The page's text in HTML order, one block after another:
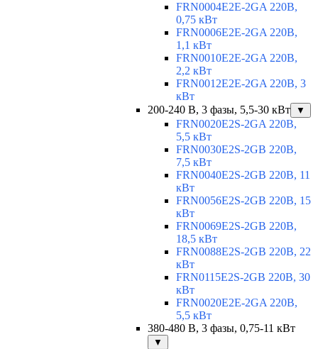
FRN0004E2E-2GA 220В,
0,75 кВт
FRN0006E2E-2GA 220В,
1,1 кВт
FRN0010E2E-2GA 220В,
2,2 кВт
FRN0012E2E-2GA 220В, 3
кВт
200-240 В, 3 фазы, 5,5-30 кВт
▼
FRN0020E2S-2GA 220В,
5,5 кВт
FRN0030E2S-2GB 220В,
7,5 кВт
FRN0040E2S-2GB 220В, 11
кВт
FRN0056E2S-2GB 220В, 15
кВт
FRN0069E2S-2GB 220В,
18,5 кВт
FRN0088E2S-2GB 220В, 22
кВт
FRN0115E2S-2GB 220В, 30
кВт
FRN0020E2E-2GA 220В,
5,5 кВт
380-480 В, 3 фазы, 0,75-11 кВт
▼